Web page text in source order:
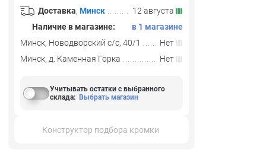
Доставка, Минск
12 августа
Наличие в магазине:
в 1 магазине
Минск, Новодворский с/с, 40/1
Нет
Минск, д. Каменная Горка
Нет
Учитывать остатки с выбранного
склада: Выбрать магазин
Конструктор подбора кромки